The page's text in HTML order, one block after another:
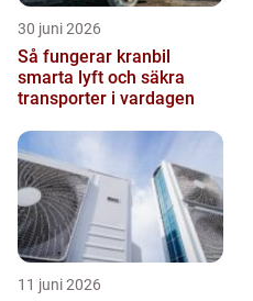
30 juni 2026
Så fungerar kranbil
smarta lyft och säkra
transporter i vardagen
11 juni 2026